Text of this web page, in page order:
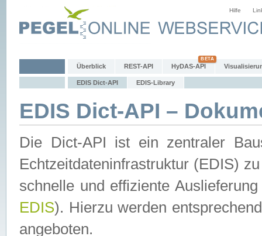
Hilfe
Überblick REST-API HyDAS-API
EDIS Dict-API EDIS-Library
EDIS Dict-API –
Die Dict-API ist ein zentraler
Echtzeitdateninfrastruktur (EDIS)
schnelle und effiziente
EDIS). Hierzu werden
angeboten.